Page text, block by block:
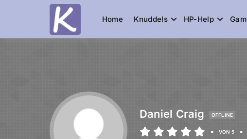
Knuddelesel.de
die Community
Home Knuddels HP-Help
Daniel Craig OFFLINE
• VON 5 •